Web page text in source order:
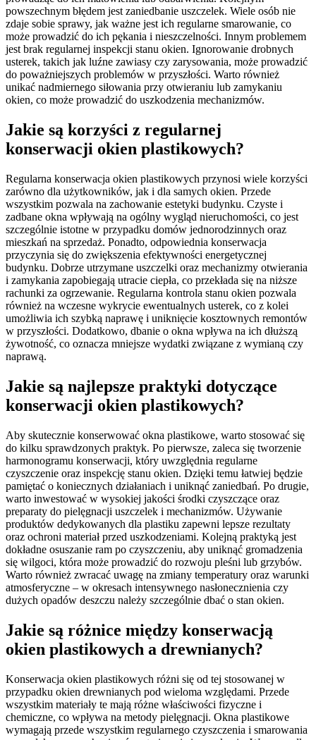
powszechnym błędem jest zaniedbanie uszczelek. Wiele osób nie
zdaje sobie sprawy, jak ważne jest ich regularne smarowanie, co
może prowadzić do ich pękania i nieszczelności. Innym problemem
jest brak regularnej inspekcji stanu okien. Ignorowanie drobnych
usterek, takich jak luźne zawiasy czy zarysowania, może prowadzić
do poważniejszych problemów w przyszłości. Warto również
unikać nadmiernego siłowania przy otwieraniu lub zamykaniu
okien, co może prowadzić do uszkodzenia mechanizmów.
Jakie są korzyści z regularnej
konserwacji okien plastikowych?
Regularna konserwacja okien plastikowych przynosi wiele korzyści
zarówno dla użytkowników, jak i dla samych okien. Przede
wszystkim pozwala na zachowanie estetyki budynku. Czyste i
zadbane okna wpływają na ogólny wygląd nieruchomości, co jest
szczególnie istotne w przypadku domów jednorodzinnych oraz
mieszkań na sprzedaż. Ponadto, odpowiednia konserwacja
przyczynia się do zwiększenia efektywności energetycznej
budynku. Dobrze utrzymane uszczelki oraz mechanizmy otwierania
i zamykania zapobiegają utracie ciepła, co przekłada się na niższe
rachunki za ogrzewanie. Regularna kontrola stanu okien pozwala
również na wczesne wykrycie ewentualnych usterek, co z kolei
umożliwia ich szybką naprawę i uniknięcie kosztownych remontów
w przyszłości. Dodatkowo, dbanie o okna wpływa na ich dłuższą
żywotność, co oznacza mniejsze wydatki związane z wymianą czy
naprawą.
Jakie są najlepsze praktyki dotyczące
konserwacji okien plastikowych?
Aby skutecznie konserwować okna plastikowe, warto stosować się
do kilku sprawdzonych praktyk. Po pierwsze, zaleca się tworzenie
harmonogramu konserwacji, który uwzględnia regularne
czyszczenie oraz inspekcję stanu okien. Dzięki temu łatwiej będzie
pamiętać o koniecznych działaniach i uniknąć zaniedbań. Po drugie,
warto inwestować w wysokiej jakości środki czyszczące oraz
preparaty do pielęgnacji uszczelek i mechanizmów. Używanie
produktów dedykowanych dla plastiku zapewni lepsze rezultaty
oraz ochroni materiał przed uszkodzeniami. Kolejną praktyką jest
dokładne osuszanie ram po czyszczeniu, aby uniknąć gromadzenia
się wilgoci, która może prowadzić do rozwoju pleśni lub grzybów.
Warto również zwracać uwagę na zmiany temperatury oraz warunki
atmosferyczne – w okresach intensywnego nasłonecznienia czy
dużych opadów deszczu należy szczególnie dbać o stan okien.
Jakie są różnice między konserwacją
okien plastikowych a drewnianych?
Konserwacja okien plastikowych różni się od tej stosowanej w
przypadku okien drewnianych pod wieloma względami. Przede
wszystkim materiały te mają różne właściwości fizyczne i
chemiczne, co wpływa na metody pielęgnacji. Okna plastikowe
wymagają przede wszystkim regularnego czyszczenia i smarowania